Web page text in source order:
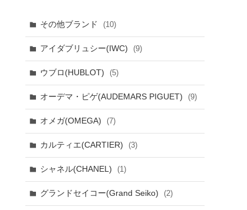
その他ブランド (10)
アイダブリュシー(IWC) (9)
ウブロ(HUBLOT) (5)
オーデマ・ピゲ(AUDEMARS PIGUET) (9)
オメガ(OMEGA) (7)
カルティエ(CARTIER) (3)
シャネル(CHANEL) (1)
グランドセイコー(Grand Seiko) (2)